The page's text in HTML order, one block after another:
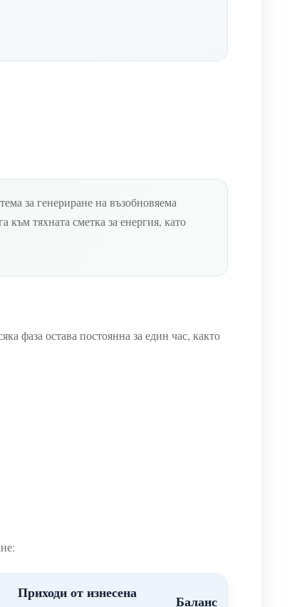
за генериране на възобновяема
към тяхната сметка за енергия, като
фаза остава постоянна за един час, както
Приходи от изнесена
Баланс